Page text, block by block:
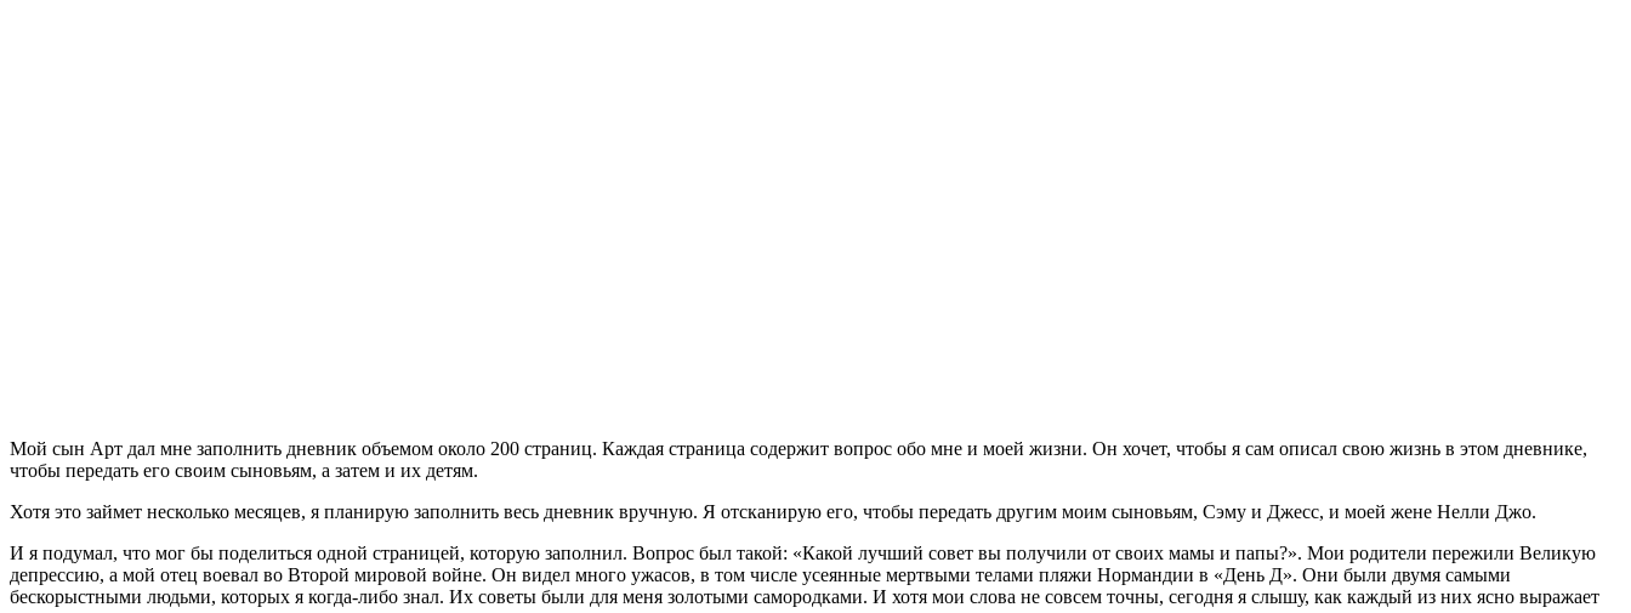
Мой сын Арт дал мне заполнить дневник объемом около 200 страниц. Каждая страница содержит вопрос обо мне и моей жизни. Он хочет, чтобы я сам описал свою жизнь в этом дневнике,
чтобы передать его своим сыновьям, а затем и их детям.
Хотя это займет несколько месяцев, я планирую заполнить весь дневник вручную. Я отсканирую его, чтобы передать другим моим сыновьям, Сэму и Джесс, и моей жене Нелли Джо.
И я подумал, что мог бы поделиться одной страницей, которую заполнил. Вопрос был такой: «Какой лучший совет вы получили от своих мамы и папы?». Мои родители пережили Великую
депрессию, а мой отец воевал во Второй мировой войне. Он видел много ужасов, в том числе усеянные мертвыми телами пляжи Нормандии в «День Д». Они были двумя самыми
бескорыстными людьми, которых я когда-либо знал. Их советы были для меня золотыми самородками. И хотя мои слова не совсем точны, сегодня я слышу, как каждый из них ясно выражает